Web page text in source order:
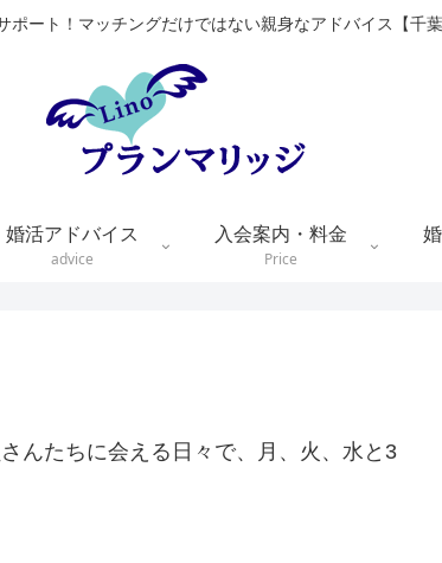
ポート！マッチングだけではない親身なアドバイス【千
婚活アドバイス
advice
入会案内・料金
Price
んたちに会える日々で、月、火、水と3